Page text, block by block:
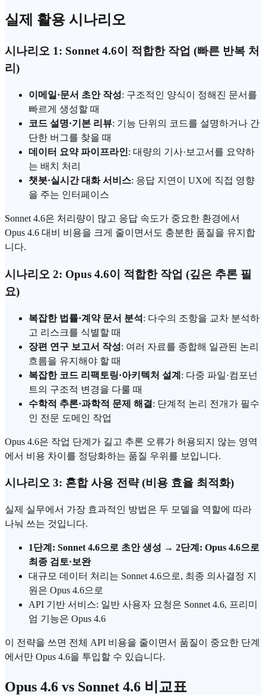
실제 활용 시나리오
시나리오 1: Sonnet 4.6이 적합한 작업 (빠른 반복 처
리)
이메일·문서 초안 작성: 구조적인 양식이 정해진 문서를
빠르게 생성할 때
코드 설명·기본 리뷰: 기능 단위의 코드를 설명하거나 간
단한 버그를 찾을 때
데이터 요약 파이프라인: 대량의 기사·보고서를 요약하
는 배치 처리
챗봇·실시간 대화 서비스: 응답 지연이 UX에 직접 영향
을 주는 인터페이스
Sonnet 4.6은 처리량이 많고 응답 속도가 중요한 환경에서
Opus 4.6 대비 비용을 크게 줄이면서도 충분한 품질을 유지합
니다.
시나리오 2: Opus 4.6이 적합한 작업 (깊은 추론 필
요)
복잡한 법률·계약 문서 분석 : 다수의 조항을 교차 분석하
고 리스크를 식별할 때
장편 연구 보고서 작성: 여러 자료를 종합해 일관된 논리
흐름을 유지해야 할 때
복잡한 코드 리팩토링·아키텍처 설계 : 다중 파일·컴포넌
트의 구조적 변경을 다룰 때
수학적 추론·과학적 문제 해결 : 단계적 논리 전개가 필수
인 전문 도메인 작업
Opus 4.6은 작업 단계가 길고 추론 오류가 허용되지 않는 영역
에서 비용 차이를 정당화하는 품질 우위를 보입니다.
시나리오 3: 혼합 사용 전략 (비용 효율 최적화)
실제 실무에서 가장 효과적인 방법은 두 모델을 역할에 따라
나눠 쓰는 것입니다.
1단계: Sonnet 4.6으로 초안 생성 → 2단계: Opus 4.6으로
최종 검토·보완
대규모 데이터 처리는 Sonnet 4.6으로, 최종 의사결정 지
원은 Opus 4.6으로
API 기반 서비스: 일반 사용자 요청은 Sonnet 4.6, 프리미
엄 기능은 Opus 4.6
이 전략을 쓰면 전체 API 비용을 줄이면서 품질이 중요한 단계
에서만 Opus 4.6을 투입할 수 있습니다.
Opus 4.6 vs Sonnet 4.6 비교표